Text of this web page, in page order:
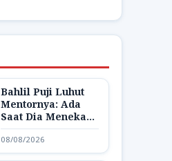
Bahlil Puji Luhut
Mentornya: Ada
Saat Dia Menekan,
Ada Saat Dia
Sayang-sayang
Saya
08/08/2026